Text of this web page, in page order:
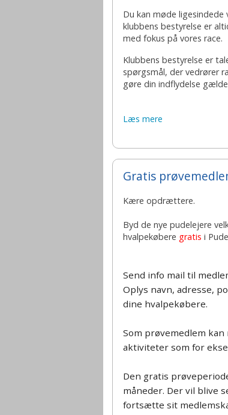
Du kan møde
klubbens bestyrelse er
med fokus på vores race.
Klubbens bestyrelse er
spørgsmål, der vedrører
gøre din indflydelse
Læs mere
Gratis
Kære opdrættere.
Byd de nye pudelejere
hvalpekøbere gratis i
Send info mail til
Oplys navn, adresse,
dine hvalpekøbere.
Som prøvemedlem
aktiviteter som for
Den gratis
måneder. Der vil blive
fortsætte sit